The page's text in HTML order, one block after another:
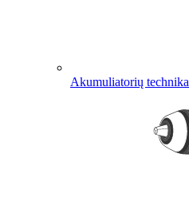
Akumuliatorių technika